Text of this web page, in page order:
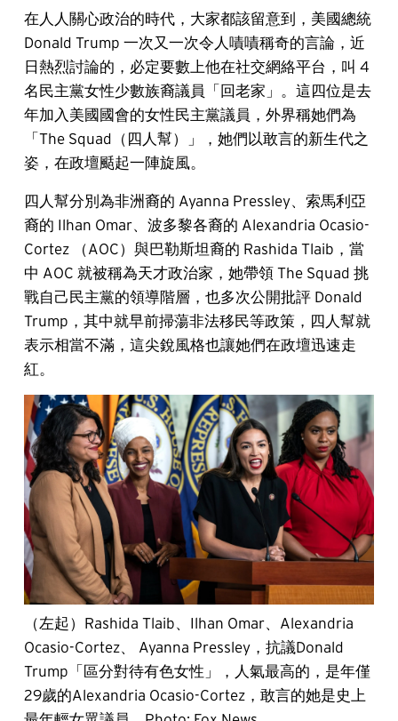
在人人關心政治的時代，大家都該留意到，美國總統
Donald Trump 一次又一次令人嘖嘖稱奇的言論，近
日熱烈討論的，必定要數上他在社交網絡平台，叫 4
名民主黨女性少數族裔議員「回老家」。這四位是去
年加入美國國會的女性民主黨議員，外界稱她們為
「The Squad（四人幫）」，她們以敢言的新生代之
姿，在政壇颳起一陣旋風。
四人幫分別為非洲裔的 Ayanna Pressley、索馬利亞
裔的 Ilhan Omar、波多黎各裔的 Alexandria Ocasio-
Cortez （AOC）與巴勒斯坦裔的 Rashida Tlaib，當
中 AOC 就被稱為天才政治家，她帶領 The Squad 挑
戰自己民主黨的領導階層，也多次公開批評 Donald
Trump，其中就早前掃蕩非法移民等政策，四人幫就
表示相當不滿，這尖銳風格也讓她們在政壇迅速走
紅。
（左起）Rashida Tlaib、Ilhan Omar、Alexandria
Ocasio-Cortez、 Ayanna Pressley，抗議Donald
Trump「區分對待有色女性」，人氣最高的，是年僅
29歲的Alexandria Ocasio-Cortez，敢言的她是史上